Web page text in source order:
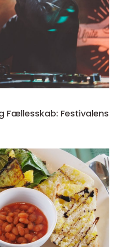
Fællesskab: Festivalens